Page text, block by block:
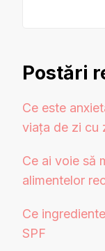
Postări
Ce este
viața de zi cu
Ce ai voie să
alimentelor
Ce
SPF